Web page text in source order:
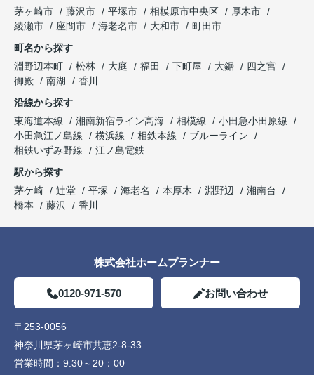
茅ヶ崎市
藤沢市 平塚市 相模原市中央区
厚木市
綾瀬市
座間市 海老名市 大和市
町田市
町名から探す
淵野辺本町
松林 大庭 福田 下町屋 大鋸
四之宮
御殿
南湖
香川
沿線から探す
東海道本線
湘南新宿ライン高海 相模線
小田急小田原線
小田急江ノ島線
横浜線 相鉄本線
ブルーライン
相鉄いずみ野線
江ノ島電鉄
駅から探す
茅ケ崎
辻堂 平塚 海老名 本厚木 淵野辺
湘南台
橋本
藤沢 香川
株式会社ホームプランナー
0120-971-570 お問い合わせ
〒253-0056
神奈川県茅ヶ崎市共恵2-8-33
営業時間： 9:30～20：00